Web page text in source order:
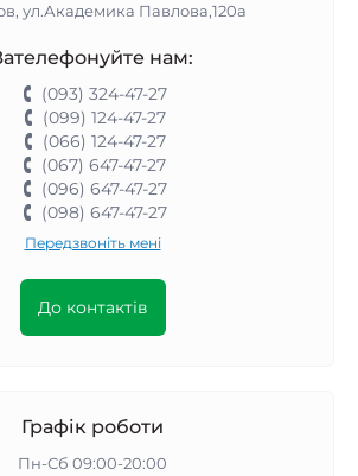
ул.Академика Павлова,120а
нам:
(093) 324-47-27
(099) 124-47-27
(066) 124-47-27
(067) 647-47-27
(096) 647-47-27
(098) 647-47-27
Передзвоніть мені
До контактів
Графік роботи
Пн-Сб 09:00-20:00